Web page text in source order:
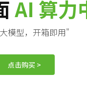
AI 算力
模型，开箱即用"
点击购买 >